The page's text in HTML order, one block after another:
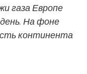
газа Европе
На фоне
континента